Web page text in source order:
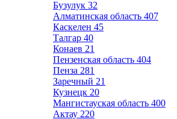
Бузулук 32
Алматинская область 407
Каскелен 45
Талгар 40
Конаев 21
Пензенская область 404
Пенза 281
Заречный 21
Кузнецк 20
Мангистауская область 400
Актау 220